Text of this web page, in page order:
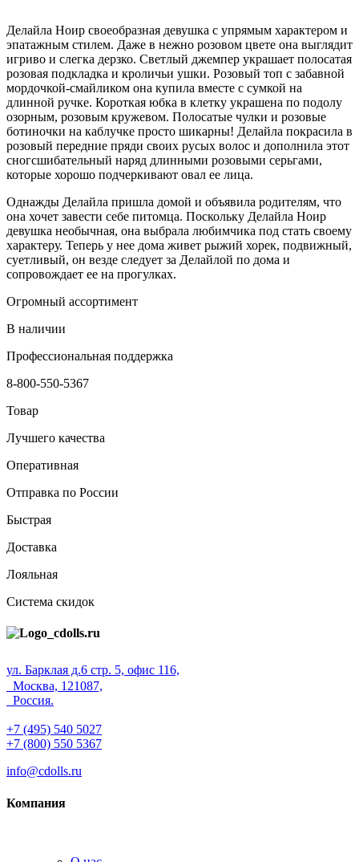
Делайла Ноир своеобразная девушка с упрямым характером и
эпатажным стилем. Даже в нежно розовом цвете она выглядит
игриво и слегка дерзко. Светлый джемпер украшает полосатая
розовая подкладка и кроличьи ушки. Розовый топ с забавной
мордочкой-смайликом она купила вместе с сумкой на
длинной ручке. Короткая юбка в клетку украшена по подолу
озорным, розовым кружевом. Полосатые чулки и розовые
ботиночки на каблучке просто шикарны! Делайла покрасила в
розовый передние пряди своих русых волос и дополнила этот
сногсшибательный наряд длинными розовыми серьгами,
которые хорошо подчеркивают овал ее лица.
Однажды Делайла пришла домой и объявила родителям, что
она хочет завести себе питомца. Поскольку Делайла Ноир
девушка необычная, она выбрала любимчика под стать своему
характеру. Теперь у нее дома живет рыжий хорек, подвижный,
суетливый, он везде следует за Делайлой по дома и
сопровождает ее на прогулках.
Огромный ассортимент
В наличии
Профессиональная поддержка
8-800-550-5367
Товар
Лучшего качества
Оперативная
Отправка по России
Быстрая
Доставка
Лояльная
Система скидок
ул. Барклая д.6 стр. 5, офис 116,
Москва, 121087,
Россия.
+7 (495) 540 5027
+7 (800) 550 5367
info@cdolls.ru
Компания